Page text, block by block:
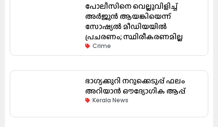
പോലീസിനെ വെല്ലുവിളിച്ച്
അർജുൻ ആയങ്കിയെന്ന്
സോഷ്യൽ മീഡിയയിൽ
പ്രചരണം; സ്ഥിരീകരണമില്ല
Crime
ഭാഗ്യക്കുറി നറുക്കെടുപ്പ് ഫലം
അറിയാൻ ഔദ്യോഗിക ആപ്പ്
Kerala News